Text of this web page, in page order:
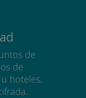
de
de
hoteles.